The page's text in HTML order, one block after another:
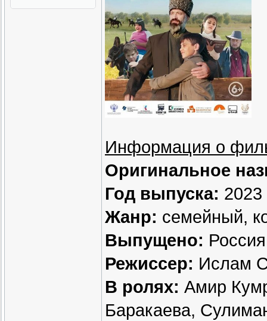
Информация о
Оригинальное
Год выпуска: 2023
Жанр: семейный,
Выпущено:
Режиссер: Ислам
В ролях: Амир
Баракаева,